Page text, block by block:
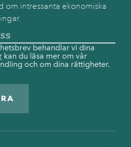
om intressanta ekonomiska
behandlar vi dina
kan du läsa mer om vår
och om dina rättigheter.